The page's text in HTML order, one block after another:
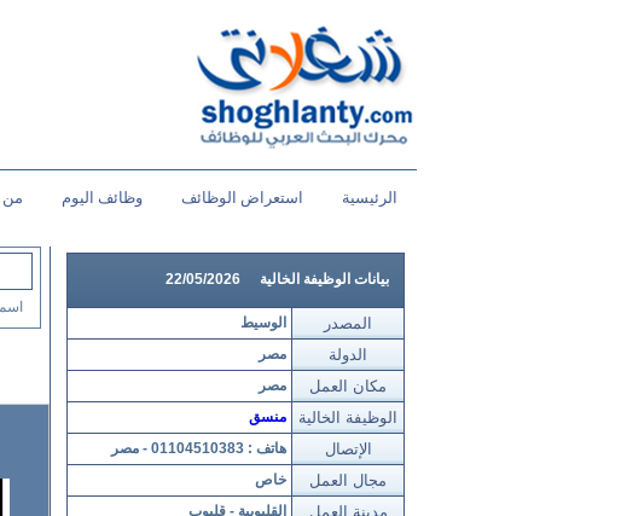
الرئيسية استعراض الوظائف وظائف اليوم من
بيانات الوظيفة الخالية 22/05/2026
الوسيط المصدر
مصر الدولة
مصر مكان العمل
منسق الوظيفة الخالية
هاتف : 01104510383 - مصر الإتصال
خاص مجال العمل
القليوبية - قليوب مدينة العمل